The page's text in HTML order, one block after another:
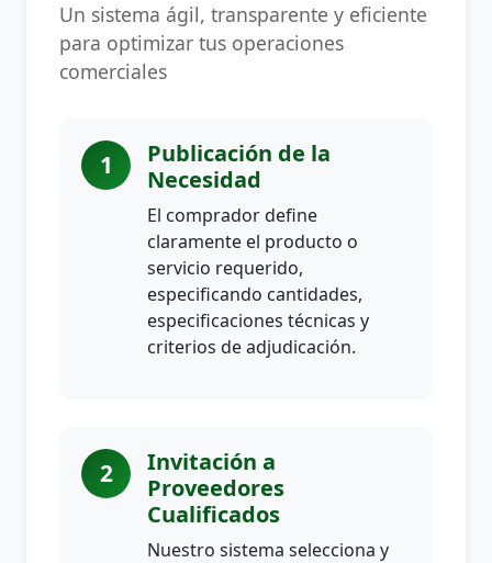
Un sistema ágil, transparente y eficiente
para optimizar tus operaciones
comerciales
1
Publicación de la
Necesidad
El comprador define
claramente el producto o
servicio requerido,
especificando cantidades,
especificaciones técnicas y
criterios de adjudicación.
2
Invitación a
Proveedores
Cualificados
Nuestro sistema selecciona y